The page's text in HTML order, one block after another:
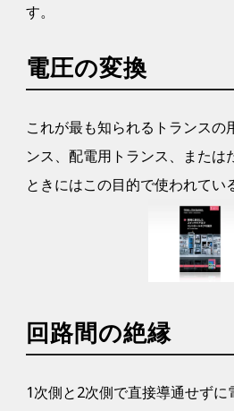
す。
電圧の変換
これが最も知られるトランスの
ンス、配電用トランス、または
ときにはこの目的で使われてい
回路間の絶縁
1次側と2次側で直接導通せずに